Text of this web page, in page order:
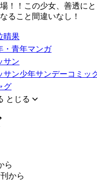
！！この少女、善透に
ること間違いなし！
晴果
・青年マンガ
サン
サン少年サンデーコミッ
グ
とじる
ら
から